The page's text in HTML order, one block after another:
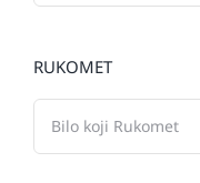
RUKOMET